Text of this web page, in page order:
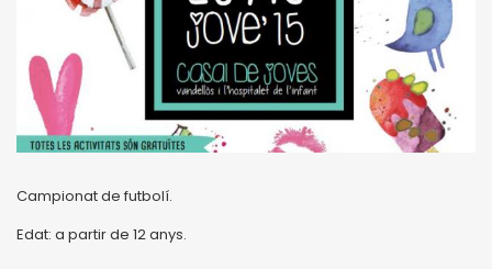
Campionat de futbolí.
Edat: a partir de 12 anys.